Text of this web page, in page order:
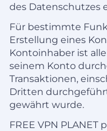
des Datenschutzes
Für bestimmte
Erstellung eines
Kontoinhaber ist
seinem Konto
Transaktionen,
Dritten
gewährt wurde.
FREE VPN